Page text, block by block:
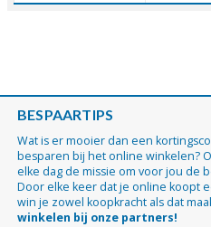
BESPAARTIPS
Wat is er mooier dan een
besparen bij het online winkelen?
elke dag de missie om voor jou de
Door elke keer dat je online koopt
win je zowel koopkracht als dat
winkelen bij onze partners!